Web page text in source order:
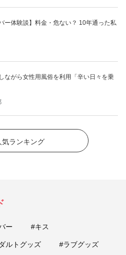
ー体験談】料金・危ない？ 10年通った私
ながら女性用風俗を利用「辛い日々を乗
気ランキング
ー #キス
ルトグッズ #ラブグッズ